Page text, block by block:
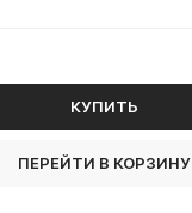
КУПИТЬ
ПЕРЕЙТИ В КОРЗИНУ